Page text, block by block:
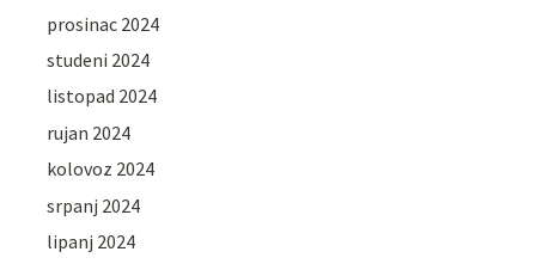
prosinac 2024
studeni 2024
listopad 2024
rujan 2024
kolovoz 2024
srpanj 2024
lipanj 2024